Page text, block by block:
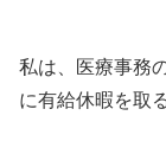
私は、医療事務
に有給休暇を取